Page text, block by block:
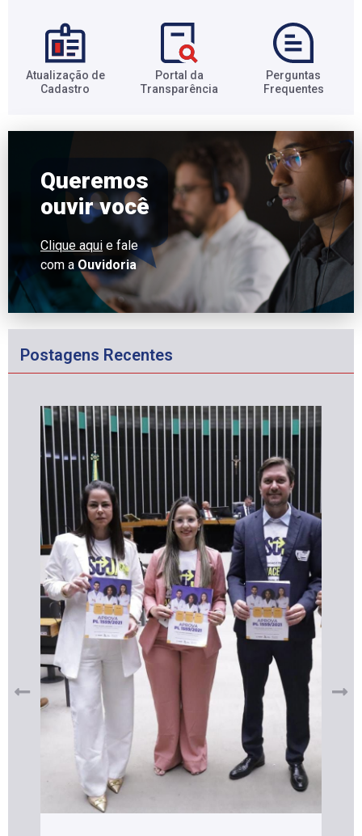
Atualização de
Cadastro​
Portal da
Transparência​
Perguntas
Frequentes​
Queremos
ouvir você
Clique aqui e fale
com aOuvidoria
Postagens Recentes